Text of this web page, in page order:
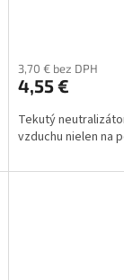
3,70 € bez DPH
4,55 €
Tekutý
vzduchu nielen na